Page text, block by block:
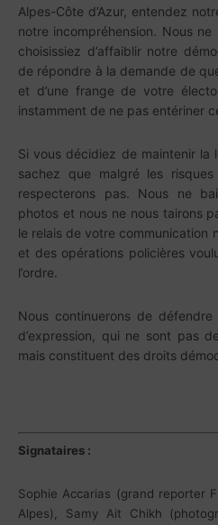
Alpes-Côte d’Azur, entendez
notre incompréhension. Nous
choisissiez d’affaiblir notre
de répondre à la demande de
et d’une frange de votre
instamment de ne pas entériner
Si vous décidiez de maintenir la
sachez que malgré les
respecterons pas. Nous ne
photos et nous ne nous tairons
le relais de votre communication
et des opérations policières
l’ordre.
Nous continuerons de
d’expression, qui ne sont pas
mais constituent des droits
Signataires :
Sophie Accarias (grand reporter
Alpes), Samy Ait Chikh